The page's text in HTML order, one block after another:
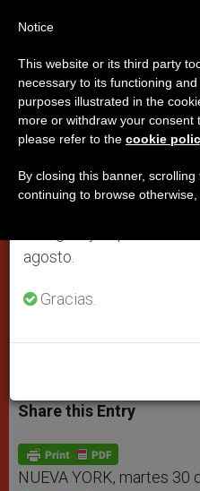
Vaticano a la
defender no es
fuerza militar
Monseñor Migliore
VATICANO
t
s
p
p
s
e
g
e
r
e
b
o
k
t r
Share this Entry
NUEVA YORK, martes
Aviso
Del 27 de julio al 7 de
anual, aprovechando
se generan menos
agosto.
Gracias.
Notice
This website or its third party
necessary to its functioning
purposes illustrated in the
more or withdraw your consent
please refer to the cookie
By closing this banner,
continuing to browse